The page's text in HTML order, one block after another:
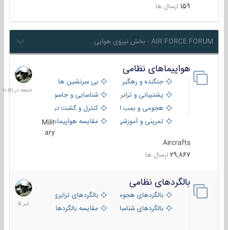
159 ارسال ها
AIR FORCE FORUM - بخش نیروی هوایی
هواپیماهای نظامی
جنگنده و رهگیر
بی سرنشین ها
پشتیبانی و ترابری
شناسایی و جاسوسی
هجومی و بمب افکن
کنترل و گشت دریایی
تمرینی و آموزشی
مقایسه هواپیماهاMilit
ary
Aircrafts
29,867 ارسال ها
جمعه
در
10:51
بالگردهای نظامی
بالگردهای هجومی
بالگردهای ترابری
بالگردهای شناسایی
مقایسه بالگردها
22
تیر
1405